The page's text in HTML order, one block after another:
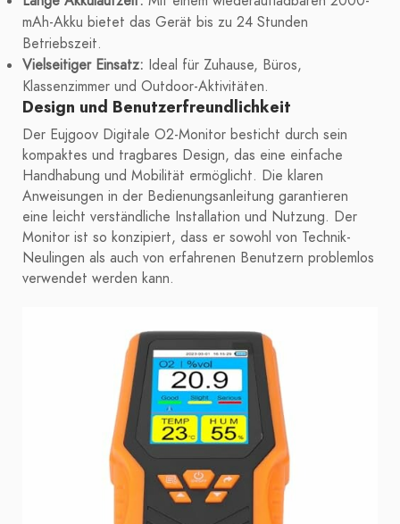
mAh-Akku bietet das Gerät bis zu 24 Stunden
Betriebszeit.
Vielseitiger Einsatz: Ideal für Zuhause, Büros,
Klassenzimmer und Outdoor-Aktivitäten.
Design und Benutzerfreundlichkeit
Der Eujgoov Digitale O2-Monitor besticht durch sein
kompaktes und tragbares Design, das eine einfache
Handhabung und Mobilität ermöglicht. Die klaren
Anweisungen in der Bedienungsanleitung garantieren
eine leicht verständliche Installation und Nutzung. Der
Monitor ist so konzipiert, dass er sowohl von Technik-
Neulingen als auch von erfahrenen Benutzern problemlos
verwendet werden kann.